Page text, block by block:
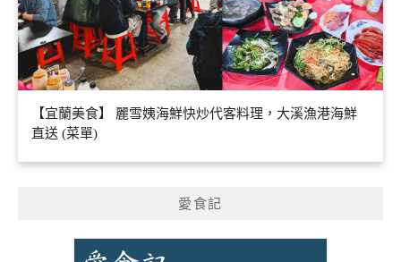
【宜蘭美食】 麗雪姨海鮮快炒代客料理，大溪漁港海鮮
直送 (菜單)
愛食記